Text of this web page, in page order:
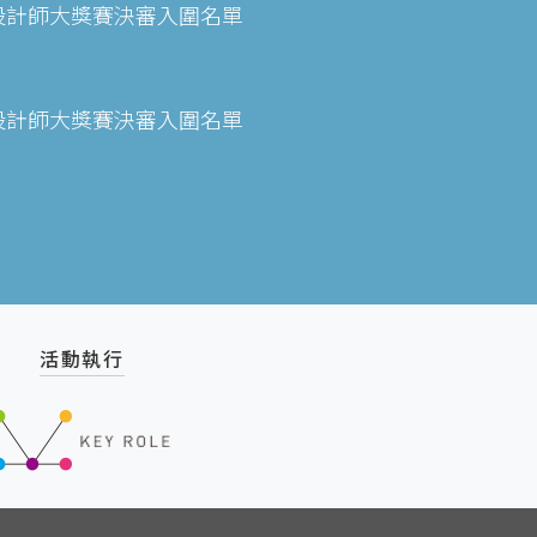
師大獎賽決審入圍名單
師大獎賽決審入圍名單
活動執行